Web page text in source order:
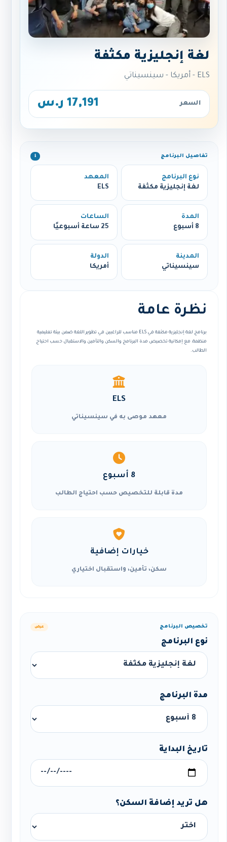
لغة إنجليزية مكثفة
ELS - أمريكا - سينسيناتي
السعر 17,191 ر.س
تفاصيل البرنامج ℹ️
نوع البرنامج
لغة إنجليزية مكثفة
المعهد
ELS
المدة
8 أسبوع
الساعات
25 ساعة أسبوعيًا
المدينة
سينسيناتي
الدولة
أمريكا
نظرة عامة
برنامج لغة إنجليزية مكثفة في ELS مناسب للراغبين في تطوير اللغة ضمن بيئة تعليمية
منظمة، مع إمكانية تخصيص مدة البرنامج والسكن والتأمين والاستقبال حسب احتياج
الطالب.
ELS
معهد موصى به في سينسيناتي
8 أسبوع
مدة قابلة للتخصيص حسب احتياج الطالب
خيارات إضافية
سكن، تأمين، واستقبال اختياري
تخصيص البرنامج عرض
نوع البرنامج
مدة البرنامج
تاريخ البداية
هل تريد إضافة السكن؟